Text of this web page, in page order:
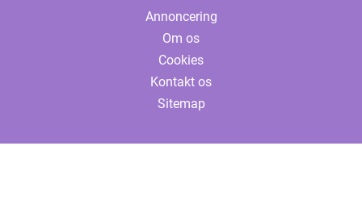
Annoncering
Om os
Cookies
Kontakt os
Sitemap